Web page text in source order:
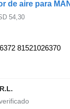
54,30
81521026370